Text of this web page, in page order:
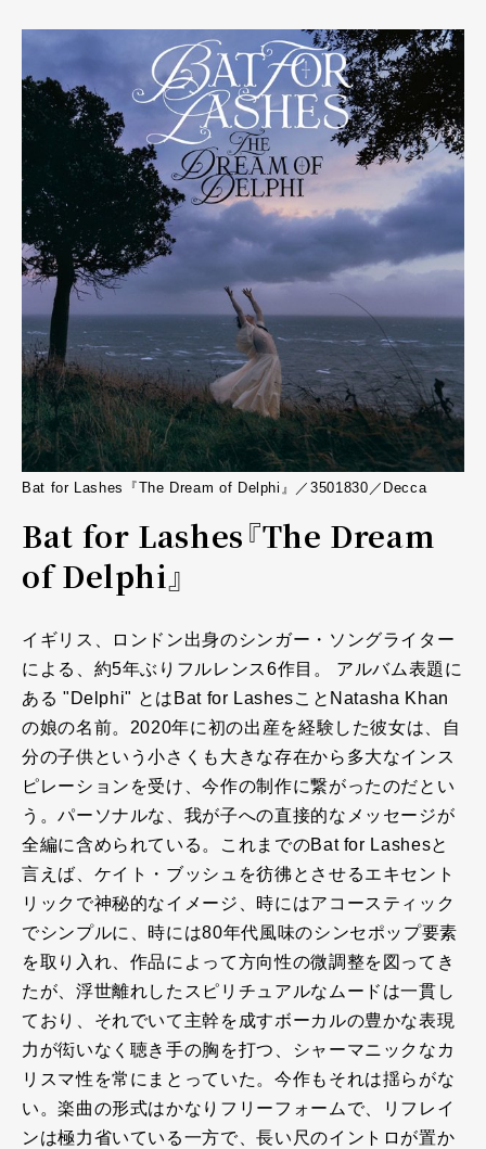
Bat for Lashes『The Dream of Delphi』／3501830／Decca
Bat for Lashes『The Dream
of Delphi』
イギリス、ロンドン出身のシンガー・ソングライター
による、約5年ぶりフルレンス6作目。 アルバム表題に
ある "Delphi" とはBat for LashesことNatasha Khan
の娘の名前。2020年に初の出産を経験した彼女は、自
分の子供という小さくも大きな存在から多大なインス
ピレーションを受け、今作の制作に繋がったのだとい
う。パーソナルな、我が子への直接的なメッセージが
全編に含められている。これまでのBat for Lashesと
言えば、ケイト・ブッシュを彷彿とさせるエキセント
リックで神秘的なイメージ、時にはアコースティック
でシンプルに、時には80年代風味のシンセポップ要素
を取り入れ、作品によって方向性の微調整を図ってき
たが、浮世離れしたスピリチュアルなムードは一貫し
ており、それでいて主幹を成すボーカルの豊かな表現
力が衒いなく聴き手の胸を打つ、シャーマニックなカ
リスマ性を常にまとっていた。今作もそれは揺らがな
い。楽曲の形式はかなりフリーフォームで、リフレイ
ンは極力省いている一方で、長い尺のイントロが置か